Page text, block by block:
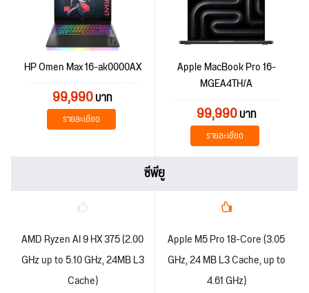
HP Omen Max 16-ak0000AX
99,990บาท
รายละเอียด
Apple MacBook Pro 16-
MGEA4TH/A
99,990บาท
รายละเอียด
ซีพียู
AMD Ryzen AI 9 HX 375 (2.00
GHz up to 5.10 GHz, 24MB L3
Cache)
Apple M5 Pro 18-Core (3.05
GHz, 24 MB L3 Cache, up to
4.61 GHz)